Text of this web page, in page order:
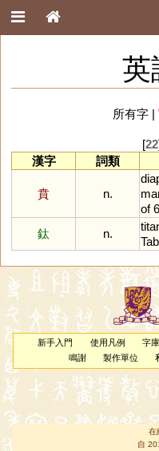
英
所有字|
[22
漢字
詞類
賁 n.
of
鈦
n.
新手入門 使用凡例 字
鳴謝
製作單位
在
自